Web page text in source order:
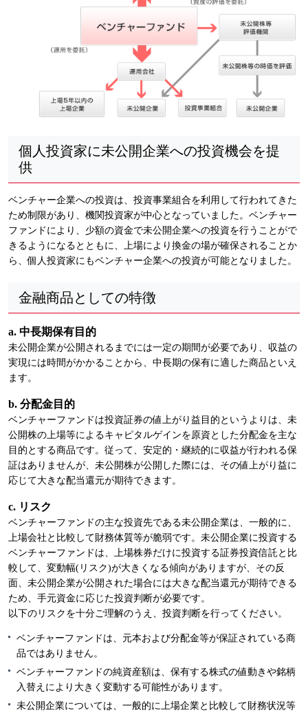
個人投資家に未公開企業への投資機会を提
供
ベンチャー企業への投資は、投資事業組合を利用して行われてきた
ため制限があり、機関投資家が中心となっていました。ベンチャー
ファンドにより、少額の資金で未公開企業への投資を行うことがで
きるようになるとともに、上場により換金の場が確保されることか
ら、個人投資家にもベンチャー企業への投資が可能となりました。
金融商品としての特徴
a. 中長期保有目的
未公開企業が公開されるまでには一定の期間が必要であり、収益の
実現には時間がかかることから、中長期の保有に適した商品といえ
ます。
b. 分配金目的
ベンチャーファンドは投資証券の値上がり益目的というよりは、未
公開株の上場等によるキャピタルゲインを原資とした分配金を主な
目的とする商品です。従って、安定的・継続的に収益が行われる保
証はありませんが、未公開株が公開した際には、その値上がり益に
応じて大きな配当還元が期待できます。
c. リスク
ベンチャーファンドの主な投資先である未公開企業は、一般的に、
上場会社と比較して財務体質等が脆弱です。未公開企業に投資する
ベンチャーファンドは、上場株券だけに投資する証券投資信託と比
較して、変動幅(リスク)が大きくなる傾向がありますが、その反
面、未公開企業が公開された場合には大きな配当還元が期待できる
ため、手元資金に応じた投資判断が必要です。
以下のリスクを十分ご理解のうえ、投資判断を行ってください。
ベンチャーファンドは、元本および分配金等が保証されている商
品ではありません。
ベンチャーファンドの純資産額は、保有する株式の値動きや銘柄
入替えにより大きく変動する可能性があります。
未公開企業については、一般的に上場企業と比較して財務状況等